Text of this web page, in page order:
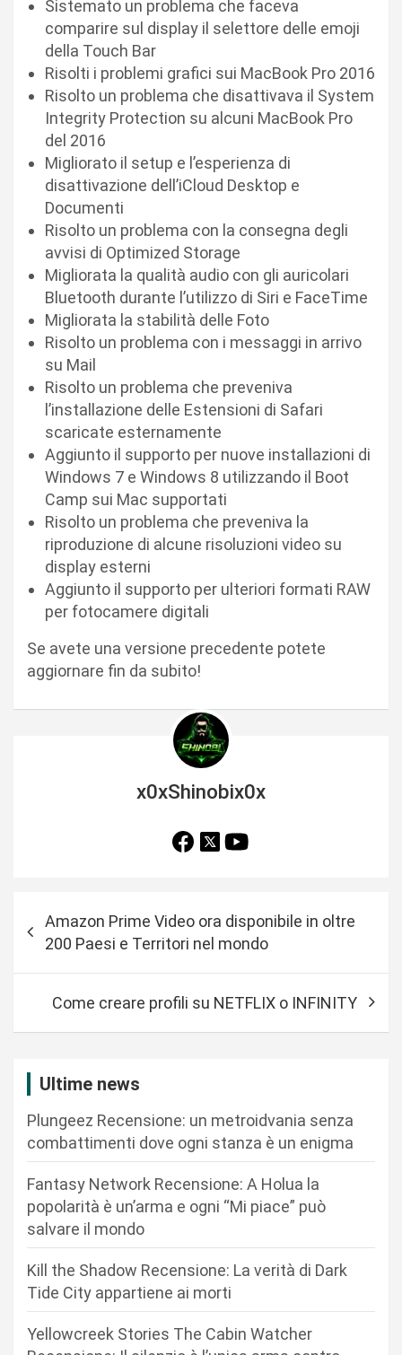
Sistemato un problema che faceva
comparire sul display il selettore delle emoji
della Touch Bar
Risolti i problemi grafici sui MacBook Pro 2016
Risolto un problema che disattivava il System
Integrity Protection su alcuni MacBook Pro
del 2016
Migliorato il setup e l’esperienza di
disattivazione dell’iCloud Desktop e
Documenti
Risolto un problema con la consegna degli
avvisi di Optimized Storage
Migliorata la qualità audio con gli auricolari
Bluetooth durante l’utilizzo di Siri e FaceTime
Migliorata la stabilità delle Foto
Risolto un problema con i messaggi in arrivo
su Mail
Risolto un problema che preveniva
l’installazione delle Estensioni di Safari
scaricate esternamente
Aggiunto il supporto per nuove installazioni di
Windows 7 e Windows 8 utilizzando il Boot
Camp sui Mac supportati
Risolto un problema che preveniva la
riproduzione di alcune risoluzioni video su
display esterni
Aggiunto il supporto per ulteriori formati RAW
per fotocamere digitali
Se avete una versione precedente potete
aggiornare fin da subito!
x0xShinobix0x
Amazon Prime Video ora disponibile in oltre
200 Paesi e Territori nel mondo
Come creare profili su NETFLIX o INFINITY
Ultime news
Plungeez Recensione: un metroidvania senza
combattimenti dove ogni stanza è un enigma
Fantasy Network Recensione: A Holua la
popolarità è un’arma e ogni “Mi piace” può
salvare il mondo
Kill the Shadow Recensione: La verità di Dark
Tide City appartiene ai morti
Yellowcreek Stories The Cabin Watcher